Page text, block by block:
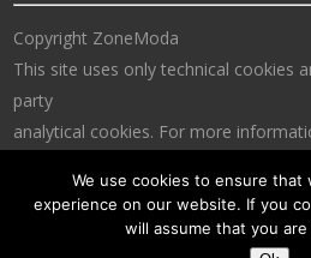
Copyright ZoneModa
This site uses only technical cookies
party
analytical cookies. For more
We use cookies to ensure that
experience on our website. If you
will assume that you